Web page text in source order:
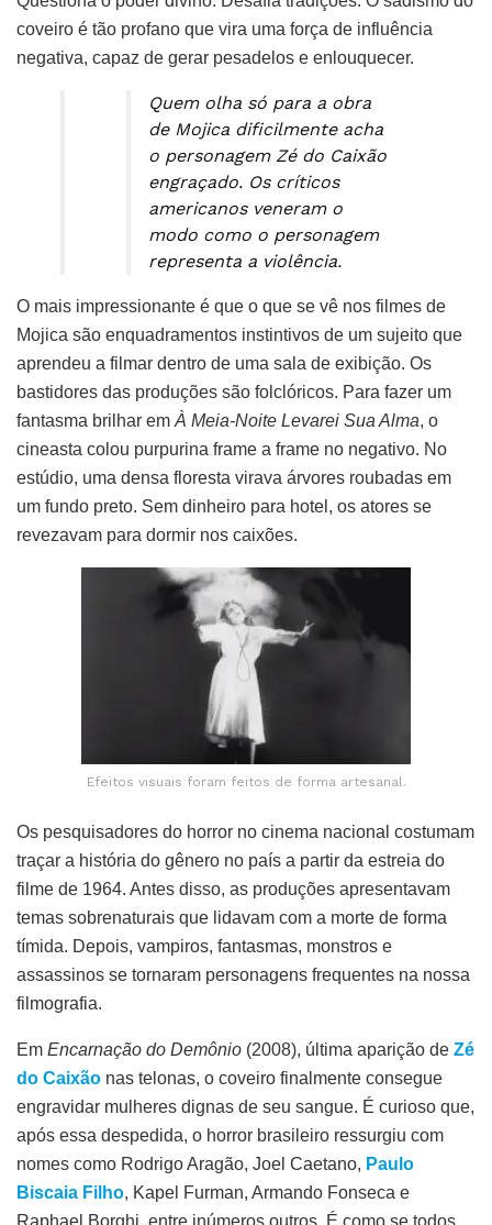
coveiro é tão profano que vira uma força de influência
negativa, capaz de gerar pesadelos e enlouquecer.
Quem olha só para a obra
de Mojica dificilmente acha
o personagem Zé do Caixão
engraçado. Os críticos
americanos veneram o
modo como o personagem
representa a violência.
O mais impressionante é que o que se vê nos filmes de
Mojica são enquadramentos instintivos de um sujeito que
aprendeu a filmar dentro de uma sala de exibição. Os
bastidores das produções são folclóricos. Para fazer um
fantasma brilhar em À Meia-Noite Levarei Sua Alma, o
cineasta colou purpurina frame a frame no negativo. No
estúdio, uma densa floresta virava árvores roubadas em
um fundo preto. Sem dinheiro para hotel, os atores se
revezavam para dormir nos caixões.
Efeitos visuais foram feitos de forma artesanal.
Os pesquisadores do horror no cinema nacional costumam
traçar a história do gênero no país a partir da estreia do
filme de 1964. Antes disso, as produções apresentavam
temas sobrenaturais que lidavam com a morte de forma
tímida. Depois, vampiros, fantasmas, monstros e
assassinos se tornaram personagens frequentes na nossa
filmografia.
Em Encarnação do Demônio (2008), última aparição de Zé
do Caixão nas telonas, o coveiro finalmente consegue
engravidar mulheres dignas de seu sangue. É curioso que,
após essa despedida, o horror brasileiro ressurgiu com
nomes como Rodrigo Aragão, Joel Caetano, Paulo
Biscaia Filho, Kapel Furman, Armando Fonseca e
Raphael Borghi, entre inúmeros outros. É como se todos